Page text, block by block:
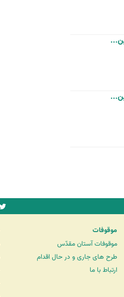
موقوفات
موقوفات آستان مقدّس
طرح های جاری و در حال اقدام
ارتباط با ما